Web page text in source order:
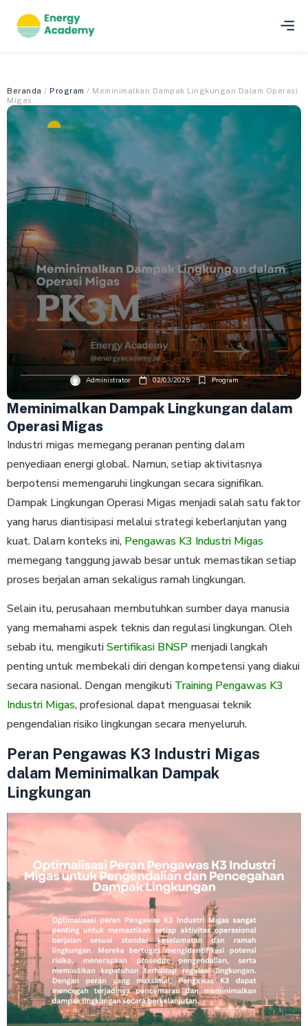
Beranda / Program / Meminimalkan Dampak Lingkungan Dalam Operasi
Migas
Administrator 02/03/2025 Program
Meminimalkan Dampak Lingkungan dalam
Operasi Migas
Industri migas memegang peranan penting dalam
penyediaan energi global. Namun, setiap aktivitasnya
berpotensi memengaruhi lingkungan secara signifikan.
Dampak Lingkungan Operasi Migas menjadi salah satu faktor
yang harus diantisipasi melalui strategi keberlanjutan yang
kuat. Dalam konteks ini, Pengawas K3 Industri Migas
memegang tanggung jawab besar untuk memastikan setiap
proses berjalan aman sekaligus ramah lingkungan.
Selain itu, perusahaan membutuhkan sumber daya manusia
yang memahami aspek teknis dan regulasi lingkungan. Oleh
sebab itu, mengikutiSertifikasi BNSP menjadi langkah
penting untuk membekali diri dengan kompetensi yang diakui
secara nasional. Dengan mengikuti Training Pengawas K3
Industri Migas, profesional dapat menguasai teknik
pengendalian risiko lingkungan secara menyeluruh.
Peran Pengawas K3 Industri Migas
dalam Meminimalkan Dampak
Lingkungan